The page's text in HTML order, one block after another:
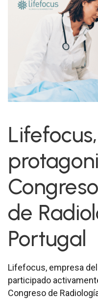
Lifefocus,
de
Portugal
Lifefocus, empresa
participado
Congreso de